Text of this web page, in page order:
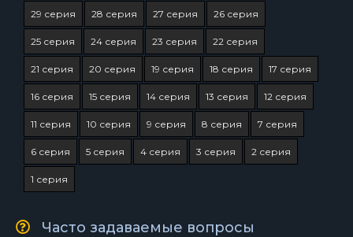
29 серия 28 серия 27 серия 26 серия
25 серия 24 серия 23 серия 22 серия
21 серия 20 серия 19 серия 18 серия 17 серия
16 серия 15 серия 14 серия 13 серия 12 серия
11 серия 10 серия 9 серия 8 серия 7 серия
6 серия 5 серия 4 серия 3 серия 2 серия
1 серия
Часто задаваемые вопросы